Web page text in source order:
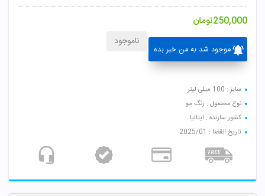
250,000تومان
موجود شد به من خبر بده
ناموجود
سایز : 100 میلی لیتر
نوع محصول : رنگ مو
کشور سازنده : ایتالیا
تاریخ انقضا : 2025/01